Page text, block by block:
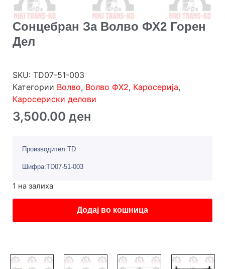
Сонцебран За Волво ФХ2 Горен
Дел
SKU: TD07-51-003
Категории Волво, Волво ФХ2, Каросерија,
Каросериски делови
3,500.00 ден
Производител:TD
Шифра:TD07-51-003
1 на залиха
Додај во кошница